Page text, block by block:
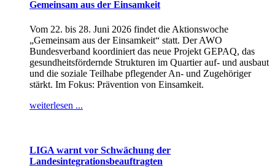
Gemeinsam aus der Einsamkeit
Vom 22. bis 28. Juni 2026 findet die Aktionswoche
„Gemeinsam aus der Einsamkeit“ statt. Der AWO
Bundesverband koordiniert das neue Projekt GEPAQ, das
gesundheitsfördernde Strukturen im Quartier auf- und ausbaut
und die soziale Teilhabe pflegender An- und Zugehöriger
stärkt. Im Fokus: Prävention von Einsamkeit.
weiterlesen ...
LIGA warnt vor Schwächung der
Landesintegrationsbeauftragten